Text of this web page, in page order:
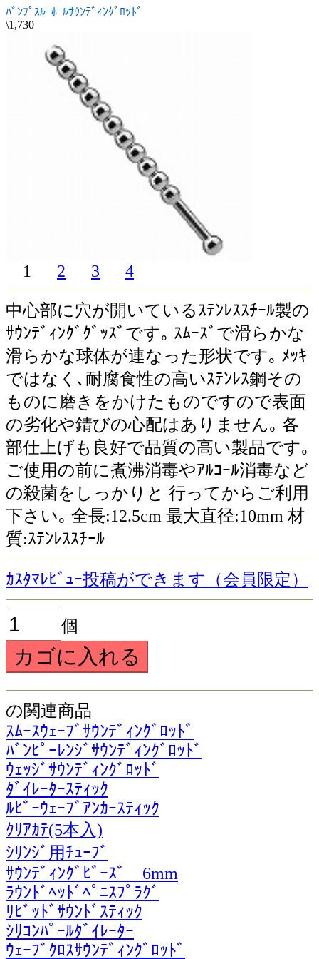
ﾊﾞﾝﾌﾟｽﾙｰﾎｰﾙｻｳﾝﾃﾞｨﾝｸﾞﾛｯﾄﾞ
\1,730
1 2 3 4
中心部に穴が開いているｽﾃﾝﾚｽｽﾁｰﾙ製の
ｻｳﾝﾃﾞｨﾝｸﾞｸﾞｯｽﾞです｡ ｽﾑｰｽﾞで滑らかな
滑らかな球体が連なった形状です｡ ﾒｯｷ
ではなく､耐腐食性の高いｽﾃﾝﾚｽ鋼その
ものに磨きをかけたものですので表面
の劣化や錆びの心配はありません｡ 各
部仕上げも良好で品質の高い製品です｡
ご使用の前に煮沸消毒やｱﾙｺｰﾙ消毒など
の殺菌をしっかりと 行ってからご利用
下さい｡ 全長:12.5cm 最大直径:10mm 材
質:ｽﾃﾝﾚｽｽﾁｰﾙ
ｶｽﾀﾏﾚﾋﾞｭｰ投稿ができます（会員限定）
個
の関連商品
ｽﾑｰｽｳｪｰﾌﾞｻｳﾝﾃﾞｨﾝｸﾞﾛｯﾄﾞ
ﾊﾞﾝﾋﾟｰﾚﾝｼﾞｻｳﾝﾃﾞｨﾝｸﾞﾛｯﾄﾞ
ｳｪｯｼﾞｻｳﾝﾃﾞｨﾝｸﾞﾛｯﾄﾞ
ﾀﾞｲﾚｰﾀｰｽﾃｨｯｸ
ﾙﾋﾞｰｳｪｰﾌﾞｱﾝｶｰｽﾃｨｯｸ
ｸﾘｱｶﾃ(5本入)
ｼﾘﾝｼﾞ用ﾁｭｰﾌﾞ
ｻｳﾝﾃﾞｨﾝｸﾞﾋﾞｰｽﾞ 6mm
ﾗｳﾝﾄﾞﾍｯﾄﾞﾍﾟﾆｽﾌﾟﾗｸﾞ
ﾘﾋﾞｯﾄﾞｻｳﾝﾄﾞｽﾃｨｯｸ
ｼﾘｺﾝﾊﾟｰﾙﾀﾞｲﾚｰﾀｰ
ｳｪｰﾌﾞｸﾛｽｻｳﾝﾃﾞｨﾝｸﾞﾛｯﾄﾞ